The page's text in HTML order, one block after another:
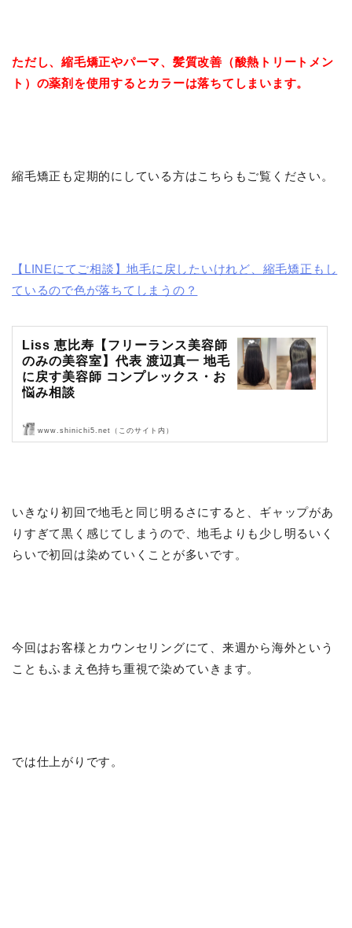
ただし、縮毛矯正やパーマ、髪質改善（酸熱トリートメン
ト）の薬剤を使用するとカラーは落ちてしまいます。
縮毛矯正も定期的にしている方はこちらもご覧ください。
【LINEにてご相談】地毛に戻したいけれど、縮毛矯正もし
ているので色が落ちてしまうの？
Liss 恵比寿【フリーランス美容師
のみの美容室】代表 渡辺真一 地毛
に戻す美容師 コンプレックス・お
悩み相談
Liss 恵比寿【フリーランス美容師のみの美容室】代表 渡辺真一 地毛
www.shinichi5.net（このサイト内）
いきなり初回で地毛と同じ明るさにすると、ギャップがあ
りすぎて黒く感じてしまうので、地毛よりも少し明るいく
らいで初回は染めていくことが多いです。
今回はお客様とカウンセリングにて、来週から海外という
こともふまえ色持ち重視で染めていきます。
では仕上がりです。